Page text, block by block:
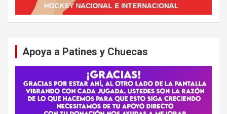
Apoya a Patines y Chuecas